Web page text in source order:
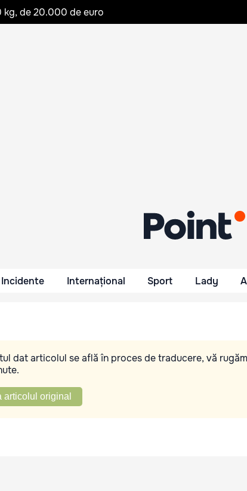
kg, de 20.000 de euro
Incidente Internațional Sport Lady
dat articolul se află în proces de traducere, vă
articolul original